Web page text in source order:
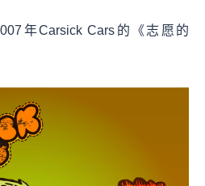
年Carsick Cars的《志愿的